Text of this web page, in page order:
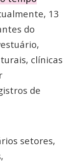
13
do
clínicas
de
setores,